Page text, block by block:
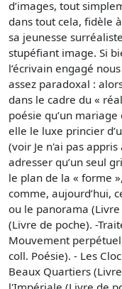
d’images, tout
dans tout cela, fidèle
sa jeunesse
stupéfiant image. Si
l’écrivain engagé
assez paradoxal :
dans le cadre du «
poésie qu’un
elle le luxe princier
(voir Je n'ai pas appris
adresser qu’un seul
le plan de la « forme
comme, aujourd’hui,
ou le panorama (Livre
(Livre de poche). -
Mouvement
coll. Poésie). - Les
Beaux Quartiers